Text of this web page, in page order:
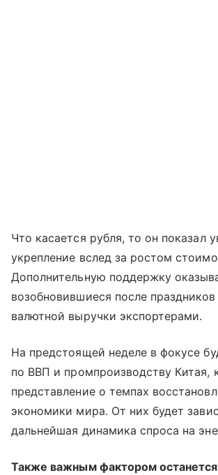
Что касается рубля, то он показал
укрепление вслед за ростом
Дополнительную поддержку
возобновившиеся после
валютной выручки экспортерами.
На предстоящей неделе в фокусе
по ВВП и промпроизводству Китая,
представление о темпах
экономики мира. От них будет
дальнейшая динамика спроса на
Также важным фактором